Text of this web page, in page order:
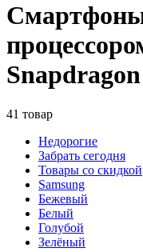
Смартфоны
41 товар
Недорогие
Забрать сегодня
Товары со скидкой
Samsung
Бежевый
Белый
Голубой
Зелёный